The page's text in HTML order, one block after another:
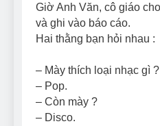
Giờ Anh Văn, cô giáo
và ghi vào báo cáo.
Hai thằng bạn hỏi nhau :
– Mày thích loại nhạc gì ?
– Pop.
– Còn mày ?
– Disco.